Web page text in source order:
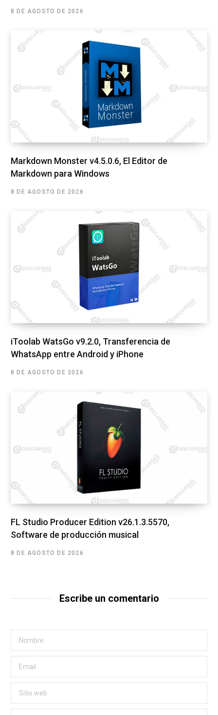
8 DE AGOSTO DE 2026
Markdown Monster v4.5.0.6, El Editor de
Markdown para Windows
8 DE AGOSTO DE 2026
iToolab WatsGo v9.2.0, Transferencia de
WhatsApp entre Android y iPhone
8 DE AGOSTO DE 2026
FL Studio Producer Edition v26.1.3.5570,
Software de producción musical
8 DE AGOSTO DE 2026
Escribe un comentario